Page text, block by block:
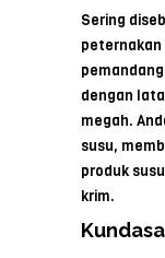
Sering
peternakan
dengan
megah.
susu,
produk
krim.